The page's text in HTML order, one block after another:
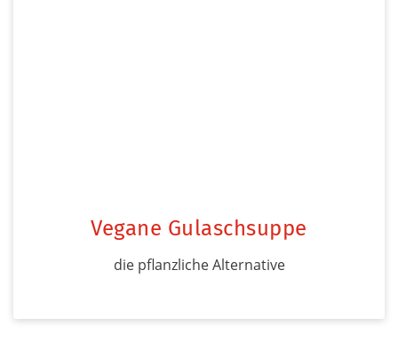
Vegane Gulaschsuppe
die pflanzliche Alternative